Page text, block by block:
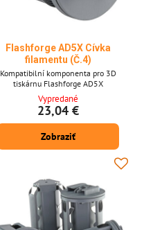
Flashforge AD5X Cívka
filamentu (Č.4)
Kompatibilní komponenta pro 3D
tiskárnu Flashforge AD5X
Vypredané
23,04 €
Zobraziť